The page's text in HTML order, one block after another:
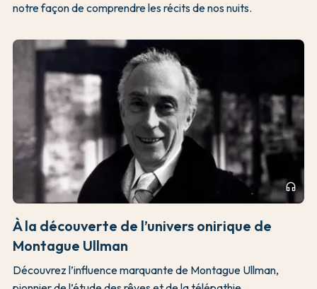
notre façon de comprendre les récits de nos nuits.
headphones
À la découverte de l’univers onirique de
Montague Ullman
Découvrez l’influence marquante de Montague Ullman,